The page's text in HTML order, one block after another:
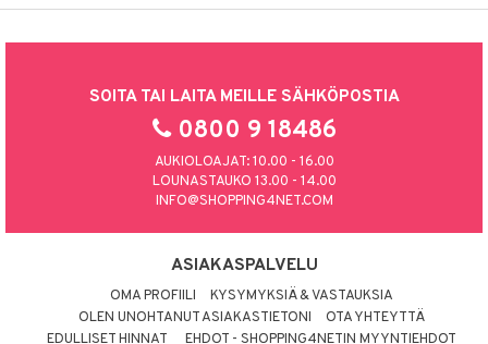
SOITA TAI LAITA MEILLE SÄHKÖPOSTIA
0800 9 18486
AUKIOLOAJAT: 10.00 - 16.00
LOUNASTAUKO 13.00 - 14.00
INFO@SHOPPING4NET.COM
ASIAKASPALVELU
OMA PROFIILI
KYSYMYKSIÄ & VASTAUKSIA
OLEN UNOHTANUT ASIAKASTIETONI
OTA YHTEYTTÄ
EDULLISET HINNAT
EHDOT - SHOPPING4NETIN MYYNTIEHDOT